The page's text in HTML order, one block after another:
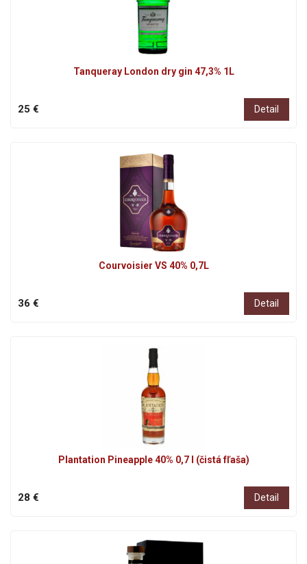
Tanqueray London dry gin 47,3% 1L
25 € Detail
Courvoisier VS 40% 0,7L
36 € Detail
Plantation Pineapple 40% 0,7 l (čistá fľaša)
28 € Detail